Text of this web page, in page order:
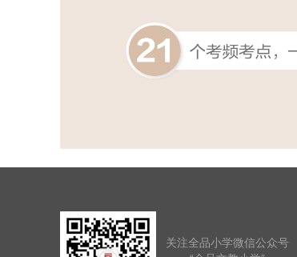
关注全品小学微信公众号